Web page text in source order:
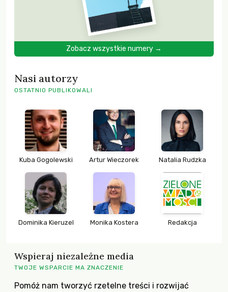
Zobacz wszystkie numery →
Nasi autorzy
OSTATNIO PUBLIKOWALI
Kuba Gogolewski Artur Wieczorek Natalia Rudzka
Dominika Kieruzel Monika Kostera Redakcja
Wspieraj niezależne media
TWOJE WSPARCIE MA ZNACZENIE
Pomóż nam tworzyć rzetelne treści i rozwijać